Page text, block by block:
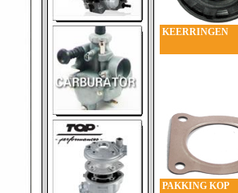
KEERRINGEN
PAKKING KOP